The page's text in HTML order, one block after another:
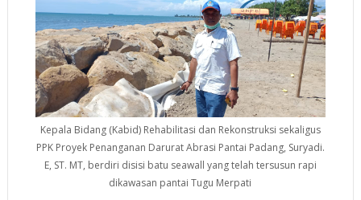
Kepala Bidang (Kabid) Rehabilitasi dan Rekonstruksi sekaligus
PPK Proyek Penanganan Darurat Abrasi Pantai Padang, Suryadi.
E, ST. MT, berdiri disisi batu seawall yang telah tersusun rapi
dikawasan pantai Tugu Merpati